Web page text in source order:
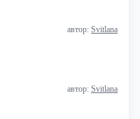
автор: Svitlana
автор: Svitlana